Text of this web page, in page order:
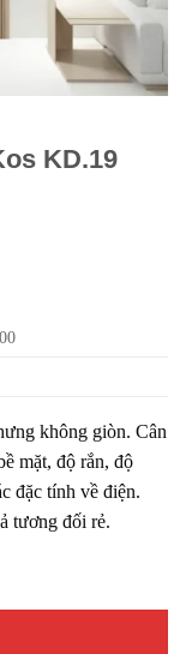
KD.19
không giòn. Cân
mặt, độ rắn, độ
đặc tính về điện.
tương đối rẻ.